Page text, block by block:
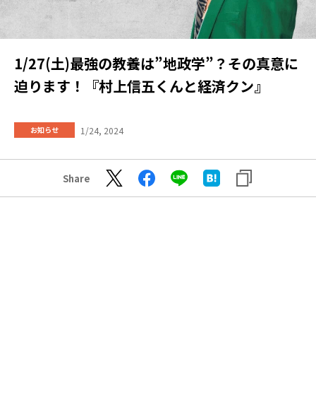
1/27(土)最強の教養は”地政学”？その真意に
迫ります！『村上信五くんと経済クン』
お知らせ 1/24, 2024
Share